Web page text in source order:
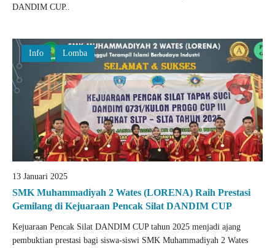
DANDIM CUP..
Info Lomba
13 Januari 2025
SMK Muhammadiyah 2 Wates (LORENA) Raih Prestasi
Gemilang di Kejuaraan Pencak Silat DANDIM CUP
Kejuaraan Pencak Silat DANDIM CUP tahun 2025 menjadi ajang
pembuktian prestasi bagi siswa-siswi SMK Muhammadiyah 2 Wates